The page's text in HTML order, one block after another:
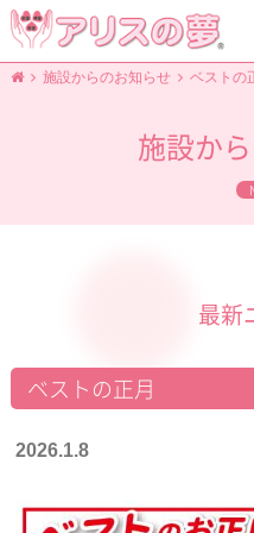
施設からのお知らせ ベストの
施設か
最新
ベストの正月
2026.1.8